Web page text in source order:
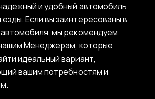
и удобный автомобиль
Если вы заинтересованы в
автомобиля, мы рекомендуем
Менеджерам, которые
идеальный вариант,
вашим потребностям и